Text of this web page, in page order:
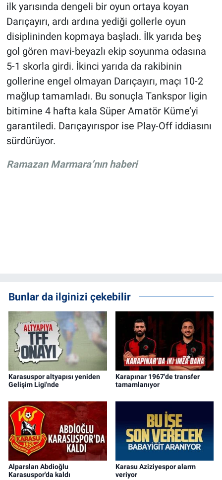
ilk yarısında dengeli bir oyun ortaya koyan
Darıçayırı, ardı ardına yediği gollerle oyun
disiplininden kopmaya başladı. İlk yarıda beş
gol gören mavi-beyazlı ekip soyunma odasına
5-1 skorla girdi. İkinci yarıda da rakibinin
gollerine engel olmayan Darıçayırı, maçı 10-2
mağlup tamamladı. Bu sonuçla Tankspor ligin
bitimine 4 hafta kala Süper Amatör Küme’yi
garantiledi. Darıçayırıspor ise Play-Off iddiasını
sürdürüyor.
Ramazan Marmara’nın haberi
Bunlar da ilginizi çekebilir
Karasuspor altyapısı yeniden
Gelişim Ligi'nde
Karapınar 1967'de transfer
tamamlanıyor
Alparslan Abdioğlu
Karasuspor'da kaldı
Karasu Aziziyespor alarm
veriyor